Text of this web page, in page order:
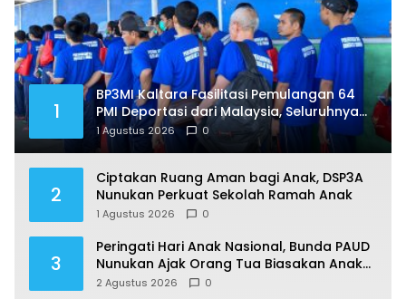
1
BP3MI Kaltara Fasilitasi Pemulangan 64
PMI Deportasi dari Malaysia, Seluruhnya
Jalani Pendataan di Nunukan
1 Agustus 2026 0
2
Ciptakan Ruang Aman bagi Anak, DSP3A
Nunukan Perkuat Sekolah Ramah Anak
1 Agustus 2026 0
3
Peringati Hari Anak Nasional, Bunda PAUD
Nunukan Ajak Orang Tua Biasakan Anak
Gemar Berolahraga
2 Agustus 2026 0